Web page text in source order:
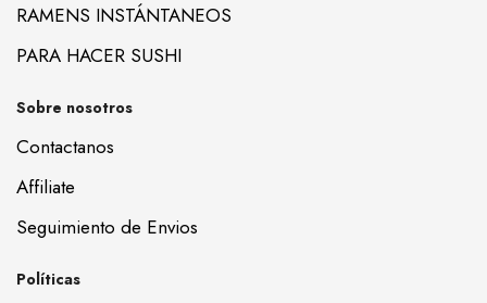
RAMENS INSTÁNTANEOS
PARA HACER SUSHI
Sobre nosotros
Contactanos
Affiliate
Seguimiento de Envios
Políticas